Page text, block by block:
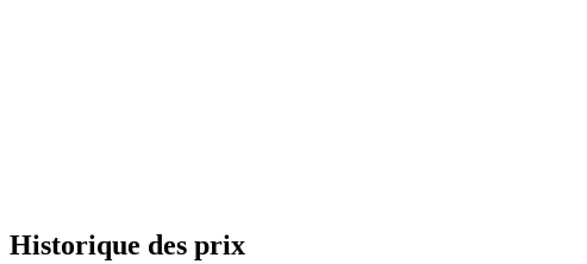
Historique des prix